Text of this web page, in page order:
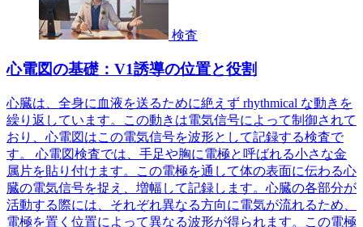
検査
心電図の基礎：V1誘導の位置と役割
心臓は、全身に血液を送るために絶えず rhythmical な動きを
繰り返しています。この動きは電気信号によって制御されて
おり、心電図はこの電気信号を波形として記録する検査で
す。 心電図検査では、手足や胸に電極と呼ばれる小さな金
属片を貼り付けます。この電極を通して体の表面に伝わる心
臓の電気信号を捉え、増幅して記録します。心臓の各部分が
活動する際には、それぞれ異なる方向に電気が流れるため、
電極を置く位置によって異なる波形が得られます。この電極